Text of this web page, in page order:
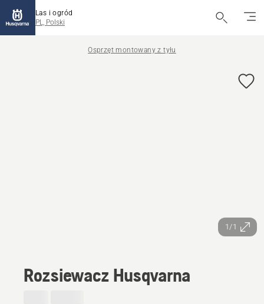
Las i ogród
PL, Polski
Osprzęt montowany z tyłu
1/1
Rozsiewacz Husqvarna